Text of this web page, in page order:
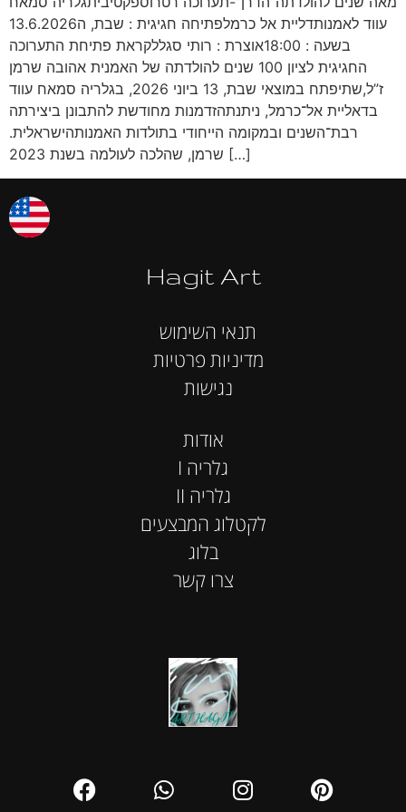
עווד לאמנותדליית אל כרמלפתיחה חגיגית : שבת, ה13.6.2026
בשעה : 18:00אוצרת : רותי סגללקראת פתיחת התערוכה
החגיגית לציון 100 שנים להולדתה של האמנית אהובה שרמן
ז”ל,שתיפתח במוצאי שבת, 13 ביוני 2026, בגלריה סמאח עווד
בדאליית אל־כרמל, ניתנתהזדמנות מחודשת להתבונן ביצירתה
רבת־השנים ובמקומה הייחודי בתולדות האמנותהישראלית.
שרמן, שהלכה לעולמה בשנת 2023 […]
Hagit Art
אודות
I גלריה
II גלריה
לקטלוג המבצעים
בלוג
צרו קשר
תנאי השימוש
מדיניות פרטיות
נגישות